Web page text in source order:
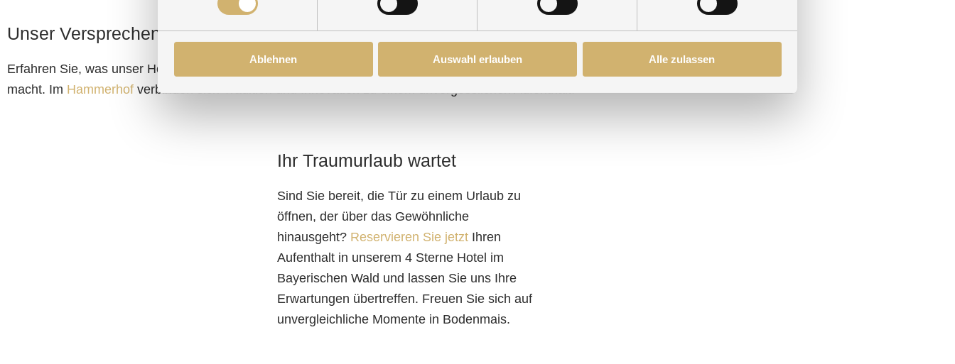
Ablehnen Auswahl erlauben Alle zulassen
Unser Versprechen im Hammerhof
Erfahren Sie, was unser Hotel in Bodenmais nicht nur zu einem Ort der Begegnung, sondern auch zu einem Zuhause fernab der Heimat
macht. Im Hammerhof verbinden sich Tradition und Innovation zu einem unvergesslichen Aufenthalt.
Ihr Traumurlaub wartet
Sind Sie bereit, die Tür zu einem Urlaub zu
öffnen, der über das Gewöhnliche
hinausgeht? Reservieren Sie jetztIhren
Aufenthalt in unserem 4 Sterne Hotel im
Bayerischen Wald und lassen Sie uns Ihre
Erwartungen übertreffen. Freuen Sie sich auf
unvergleichliche Momente in Bodenmais.